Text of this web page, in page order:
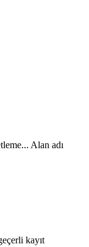
Alan adı
kayıt